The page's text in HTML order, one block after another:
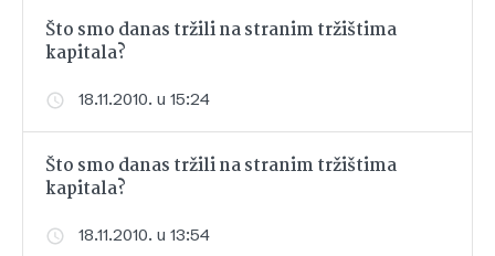
Što smo danas tržili na stranim tržištima
kapitala?
18.11.2010. u 15:24
Što smo danas tržili na stranim tržištima
kapitala?
18.11.2010. u 13:54